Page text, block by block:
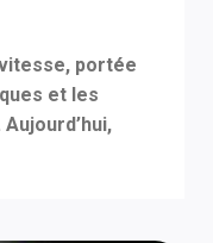
portée
et les